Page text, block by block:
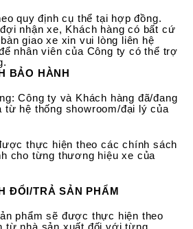
quy định cụ thể tại hợp đồng.
nhận xe, Khách hàng có bất cứ
giao xe xin vui lòng liên hệ
nhân viên của Công ty có thể trợ
HÀNH
Công ty và Khách hàng đã/đang
từ hệ thống showroom/đại lý của
thực hiện theo các chính sách
cho từng thương hiệu xe của
TRẢ SẢN PHẨM
phẩm sẽ được thực hiện theo